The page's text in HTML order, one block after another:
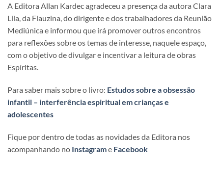
A Editora Allan Kardec agradeceu a presença da autora Clara
Lila, da Flauzina, do dirigente e dos trabalhadores da Reunião
Mediúnica e informou que irá promover outros encontros
para reflexões sobre os temas de interesse, naquele espaço,
com o objetivo de divulgar e incentivar a leitura de obras
Espíritas.
Para saber mais sobre o livro: Estudos sobre a obsessão
infantil – interferência espiritual em crianças e
adolescentes
Fique por dentro de todas as novidades da Editora nos
acompanhando no Instagrame Facebook